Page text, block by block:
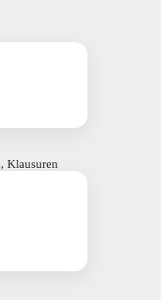
Klausuren